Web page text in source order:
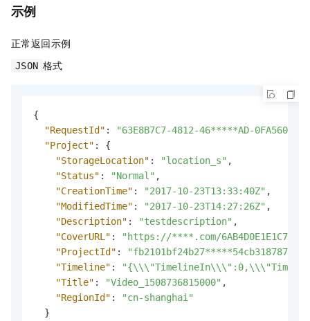
示例
正常返回示例
JSON 格式
{
"RequestId" :
"63E8B7C7-4812-46*****AD-
"Project" :
{
"StorageLocation" : "location_s" ,
"Status" : "Normal" ,
"CreationTime" : "2017-10-23T13:33:40Z" ,
"ModifiedTime" : "2017-10-23T14:27:26Z" ,
"Description" : "testdescription" ,
"CoverURL" :
"https://****.com/
"ProjectId" : "fb2101bf24b27*****54cb318787dc"
"Timeline" :
"Title" : "Video_1508736815000" ,
"RegionId" :
"cn-shanghai"
}